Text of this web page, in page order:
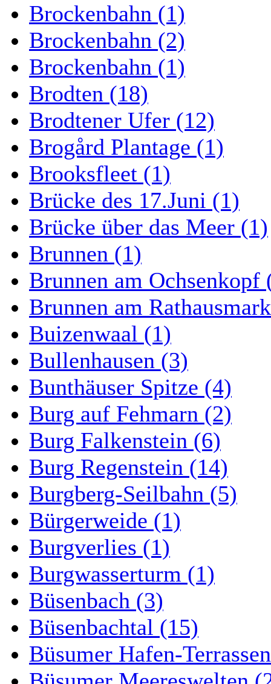
Brockenbahn (1)
Brockenbahn (2)
Brockenbahn (1)
Brodten (18)
Brodtener Ufer (12)
Brogård Plantage (1)
Brooksfleet (1)
Brücke des 17.Juni (1)
Brücke über das Meer (1)
Brunnen (1)
Brunnen am Ochsenkopf
Brunnen am
Buizenwaal (1)
Bullenhausen (3)
Bunthäuser Spitze (4)
Burg auf Fehmarn (2)
Burg Falkenstein (6)
Burg Regenstein (14)
Burgberg-Seilbahn (5)
Bürgerweide (1)
Burgverlies (1)
Burgwasserturm (1)
Büsenbach (3)
Büsenbachtal (15)
Büsumer Hafen-